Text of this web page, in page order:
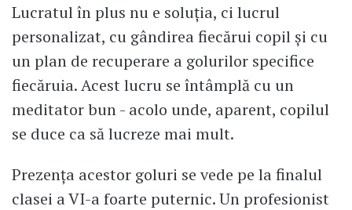
Lucratul în plus nu e soluția, ci lucrul
personalizat, cu gândirea fiecărui copil și cu
un plan de recuperare a golurilor specifice
fiecăruia. Acest lucru se întâmplă cu un
meditator bun - acolo unde, aparent, copilul
se duce ca să lucreze mai mult.
Prezența acestor goluri se vede pe la finalul
clasei a VI-a foarte puternic. Un profesionist